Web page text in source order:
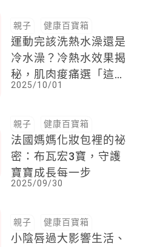
親子 健康百寶箱
運動完該洗熱水澡還是
冷水澡？冷熱水效果揭
秘，肌肉痠痛選「這
種」
2025/10/01
親子 健康百寶箱
法國媽媽化妝包裡的祕
密：布瓦宏3寶，守護
寶寶成長每一步
2025/09/30
親子 健康百寶箱
小陰唇過大影響生活、